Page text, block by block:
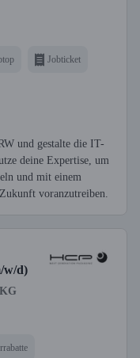
Jobticket
und gestalte die IT-
deine Expertise, um
und mit einem
voranzutreiben.
w/d)